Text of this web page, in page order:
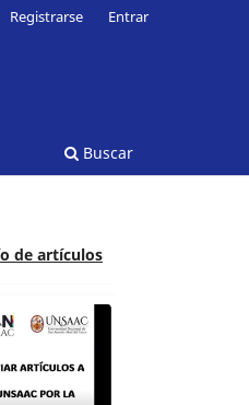
Buscar
Registrarse Entrar
de artículos